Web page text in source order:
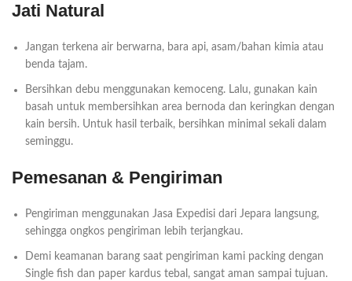
Jati Natural
Jangan terkena air berwarna, bara api, asam/bahan kimia atau
benda tajam.
Bersihkan debu menggunakan kemoceng. Lalu, gunakan kain
basah untuk membersihkan area bernoda dan keringkan dengan
kain bersih. Untuk hasil terbaik, bersihkan minimal sekali dalam
seminggu.
Pemesanan & Pengiriman
Pengiriman menggunakan Jasa Expedisi dari Jepara langsung,
sehingga ongkos pengiriman lebih terjangkau.
Demi keamanan barang saat pengiriman kami packing dengan
Single fish dan paper kardus tebal, sangat aman sampai tujuan.